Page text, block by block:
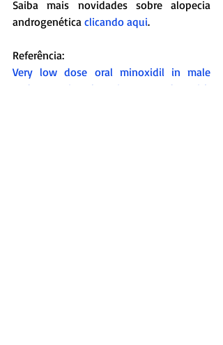
Saiba mais novidades sobre alopecia
androgenética clicando aqui.
Referência:
Very low dose oral minoxidil in male
androgenetic alopecia: a study with